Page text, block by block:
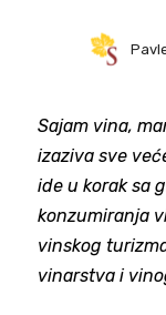
Sajam vina,
izaziva sve
ide u korak sa
konzumiranja
vinskog
vinarstva i